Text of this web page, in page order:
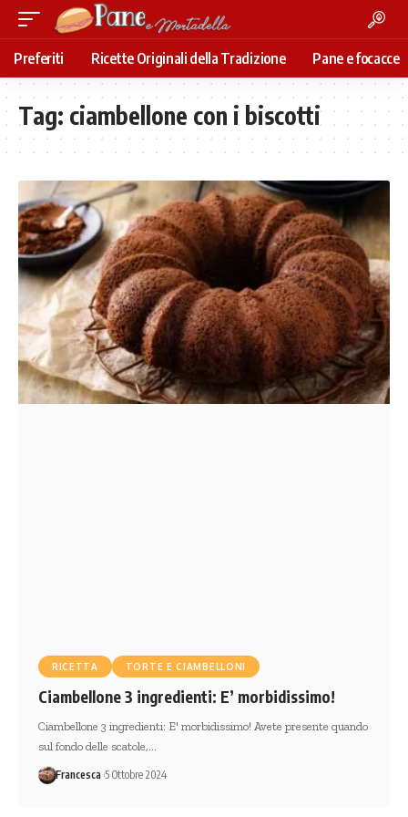
Preferiti Ricette Originali della Tradizione Pane e focacce
Tag: ciambellone con i biscotti
RICETTA TORTE E CIAMBELLONI
Ciambellone 3 ingredienti: E’ morbidissimo!
Ciambellone 3 ingredienti: E' morbidissimo! Avete presente quando
sul fondo delle scatole,…
Francesca 5 Ottobre 2024